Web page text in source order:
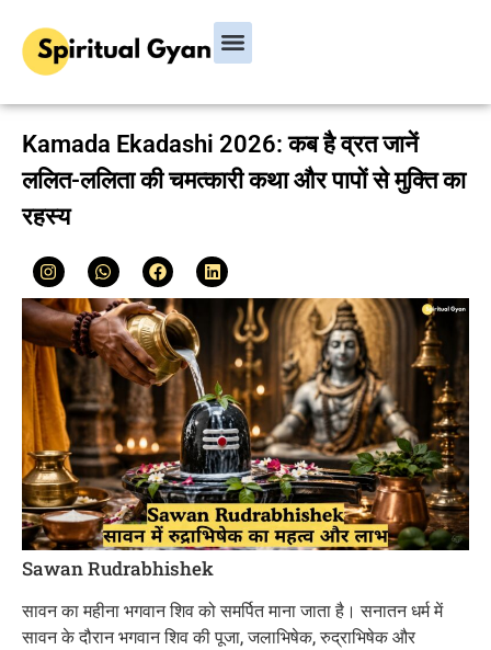
Kamada Ekadashi 2026: कब है व्रत जानें
ललित-ललिता की चमत्कारी कथा और पापों से मुक्ति का
रहस्य
Sawan Rudrabhishek
सावन का महीना भगवान शिव को समर्पित माना जाता है। सनातन धर्म में
सावन के दौरान भगवान शिव की पूजा, जलाभिषेक, रुद्राभिषेक और